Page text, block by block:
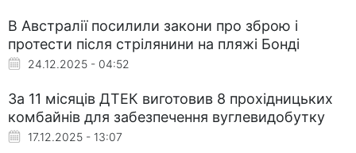
В Австралії посилили закони про зброю і
протести після стрілянини на пляжі Бонді
24.12.2025 - 04:52
За 11 місяців ДТЕК виготовив 8 прохідницьких
комбайнів для забезпечення вуглевидобутку
17.12.2025 - 13:07